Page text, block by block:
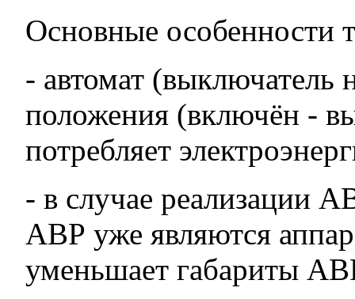
Основные особенности
- автомат (выключатель
положения (включён -
потребляет
- в случае реализации
АВР уже являются
уменьшает габариты